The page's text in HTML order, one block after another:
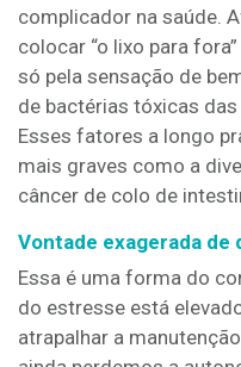
complicador na saúde.
colocar “o lixo para
só pela sensação de
de bactérias tóxicas
Esses fatores a longo
mais graves como a
câncer de colo de
Vontade exagerada de
Essa é uma forma do
do estresse está
atrapalhar a